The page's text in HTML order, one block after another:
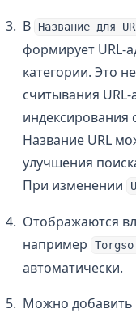
В
Название для
формирует URL-
категории. Это
считывания
индексирования
Название URL
улучшения
При изменении
Отображаются
например
автоматически.
Можно добавить